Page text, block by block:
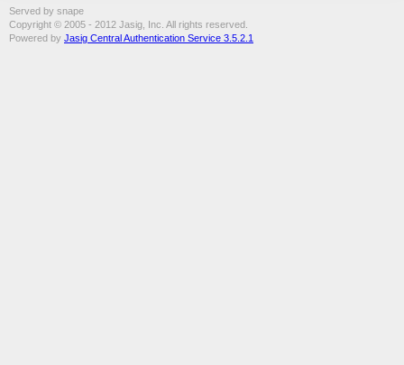
Served by snape
Copyright © 2005 - 2012 Jasig, Inc. All rights reserved.
Powered by Jasig Central Authentication Service 3.5.2.1